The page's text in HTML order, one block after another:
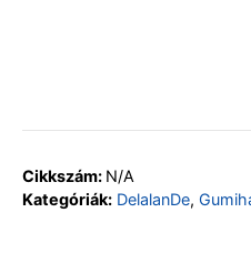
Cikkszám: N/A
Kategóriák: DelalanDe,